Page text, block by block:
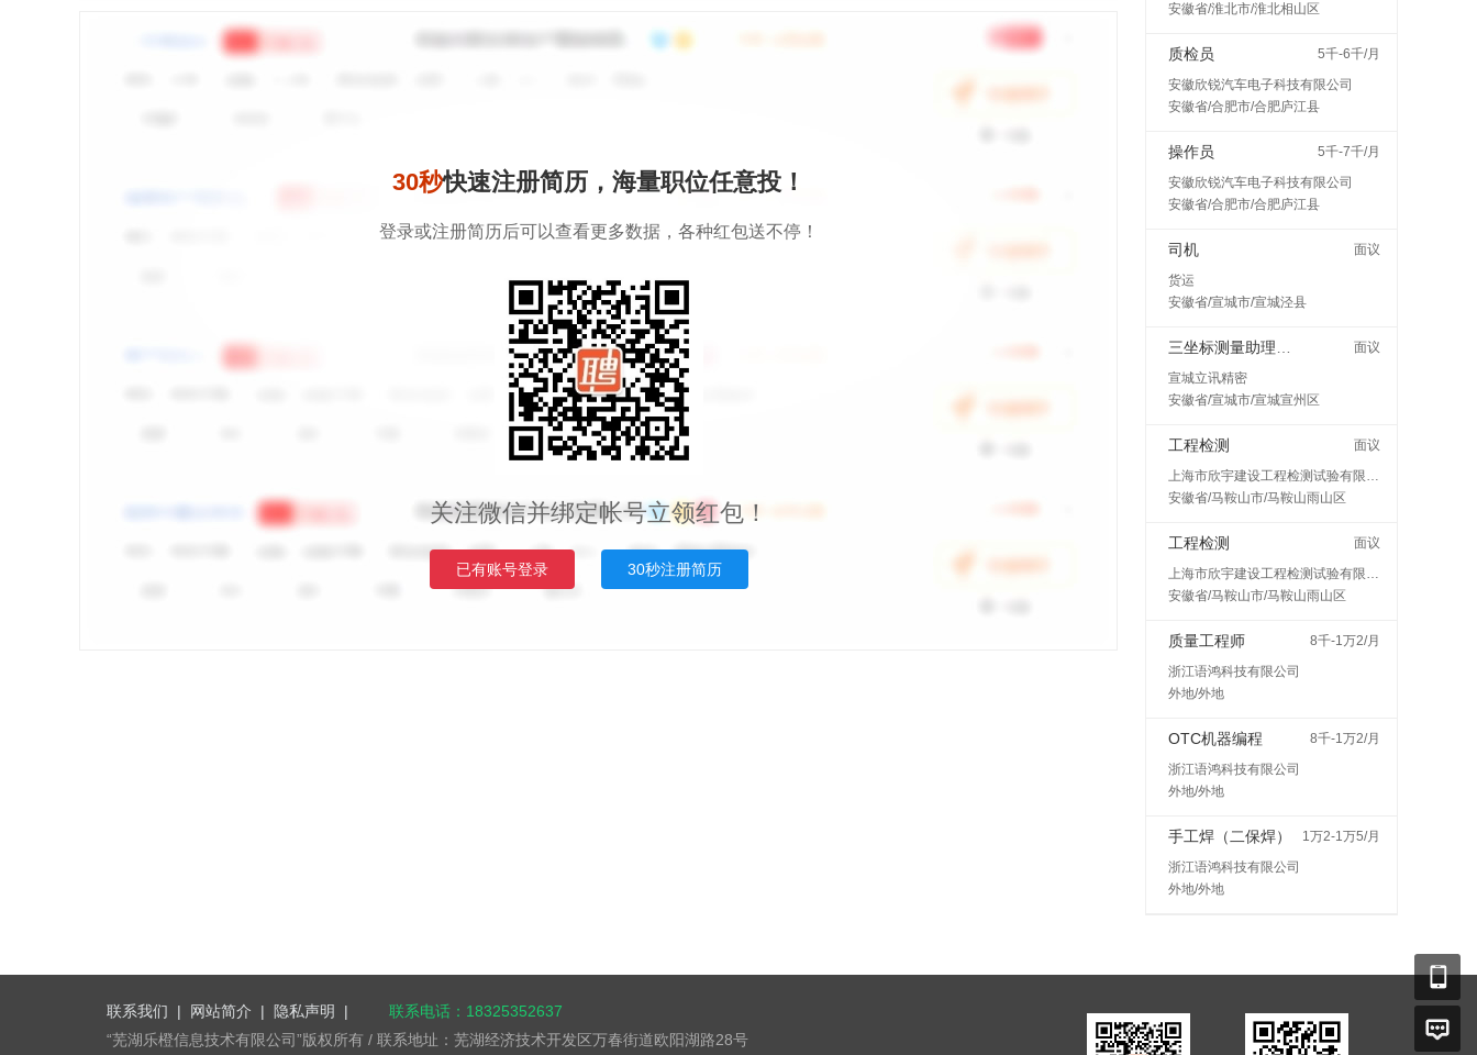
30秒快速注册简历，海量职位任意投！
登录或注册简历后可以查看更多数据，各种红包送不停！
关注微信并绑定帐号立领红包！
已有账号登录 30秒注册简历
安徽省/淮北市/淮北相山区
质检员
5千-6千/月
安徽欣锐汽车电子科技有限公司
安徽省/合肥市/合肥庐江县
操作员
5千-7千/月
安徽欣锐汽车电子科技有限公司
安徽省/合肥市/合肥庐江县
司机
面议
货运
安徽省/宣城市/宣城泾县
面议
宣城立讯精密
安徽省/宣城市/宣城宣州区
工程检测
面议
上海市欣宇建设工程检测试验有限公司马鞍山分公司
安徽省/马鞍山市/马鞍山雨山区
工程检测
面议
上海市欣宇建设工程检测试验有限公司马鞍山分公司
安徽省/马鞍山市/马鞍山雨山区
质量工程师
8千-1万2/月
浙江语鸿科技有限公司
外地/外地
OTC机器编程
8千-1万2/月
浙江语鸿科技有限公司
外地/外地
手工焊（二保焊）
1万2-1万5/月
浙江语鸿科技有限公司
外地/外地
联系我们 | 网站简介 | 隐私声明 |
联系电话：18325352637
“芜湖乐橙信息技术有限公司”版权所有 / 联系地址：芜湖经济技术开发区万春街道欧阳湖路28号